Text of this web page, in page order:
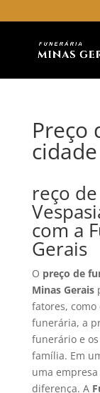
Preço
reço
com a
Gerais
O preço de
Minas Gerais
fatores,
funerária, a
funerário e
família. Em
uma
diferença. A